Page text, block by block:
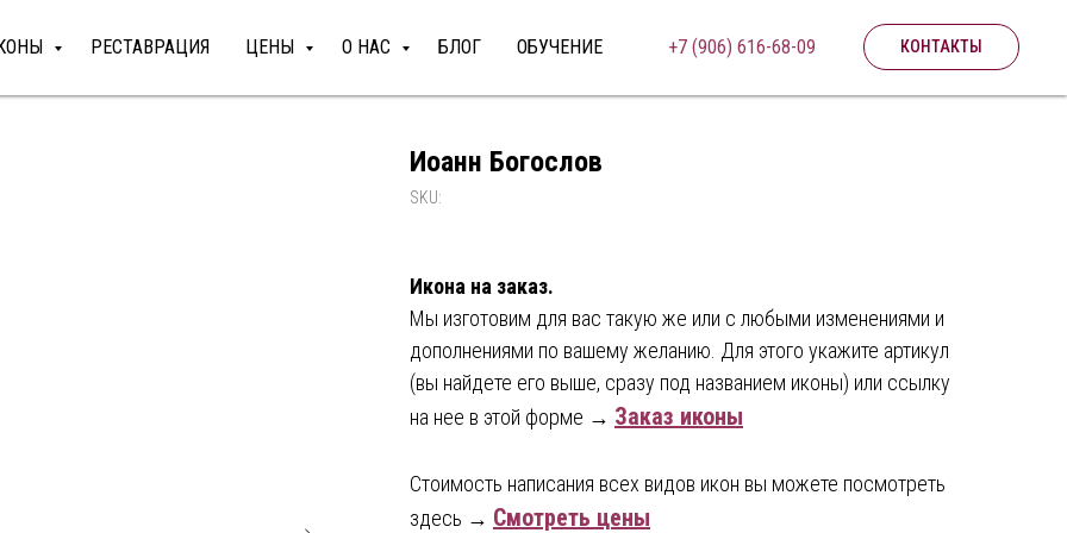
РЕСТАВРАЦИЯ ЦЕНЫ О НАС БЛОГ ОБУЧЕНИЕ +7 (906) 616-68-09 КОНТАКТЫ
Иоанн Богослов
SKU:
Икона на заказ.
Мы изготовим для вас такую же или с любыми изменениями и
дополнениями по вашему желанию. Для этого укажите артикул
(вы найдете его выше, сразу под названием иконы) или ссылку
на нее в этой форме → Заказ иконы
Стоимость написания всех видов икон вы можете посмотреть
здесь → Смотреть цены